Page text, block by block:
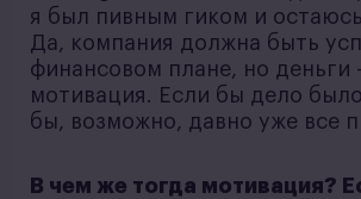
я был пивным гиком и
Да, компания должна быть
финансовом плане, но деньги
мотивация. Если бы дело
бы, возможно, давно уже все
В чем же тогда мотивация?